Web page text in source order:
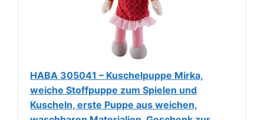
HABA 305041 – Kuschelpuppe Mirka,
weiche Stoffpuppe zum Spielen und
Kuscheln, erste Puppe aus weichen,